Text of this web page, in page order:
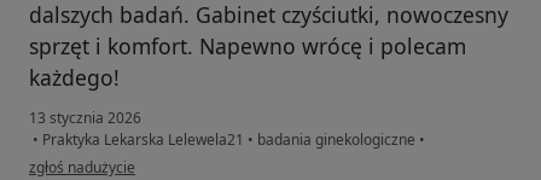
dalszych badań. Gabinet czyściutki, nowoczesny
sprzęt i komfort. Napewno wrócę i polecam
każdego!
13 stycznia 2026
• Praktyka Lekarska Lelewela21 • badania ginekologiczne •
w opinii użytkownika Oliwia
zgłoś nadużycie